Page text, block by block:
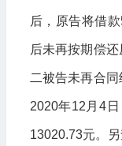
后，原告将借
后未再按期偿
二被告未再合
2020年12月4
13020.73元。